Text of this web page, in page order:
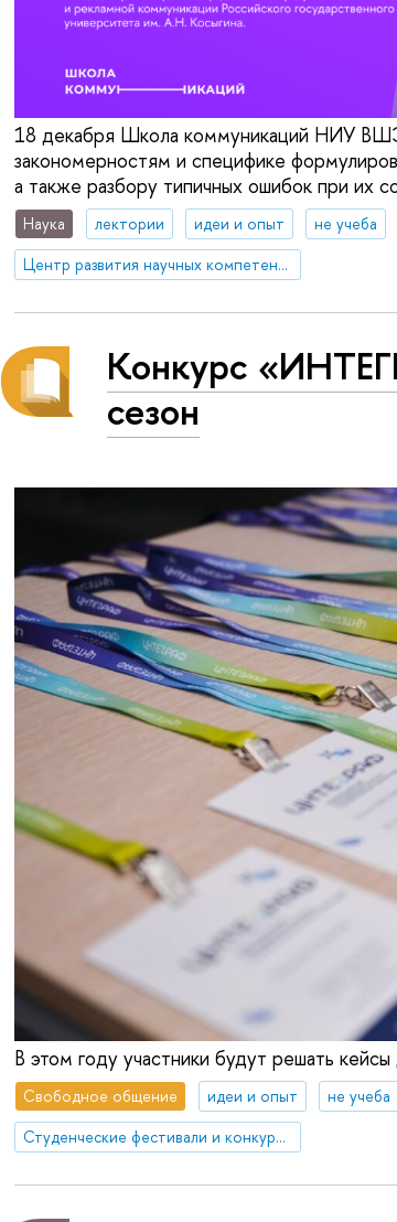
18 декабря Школа коммуникаций НИУ
закономерностям и специфике
а также разбору типичных ошибок при их
Наука лектории идеи и опыт не учеба
Центр развития научных компетенций
Конкурс
сезон
В этом году участники будут решать
Свободное общение идеи и опыт не учеба
Студенческие фестивали и конкурсы